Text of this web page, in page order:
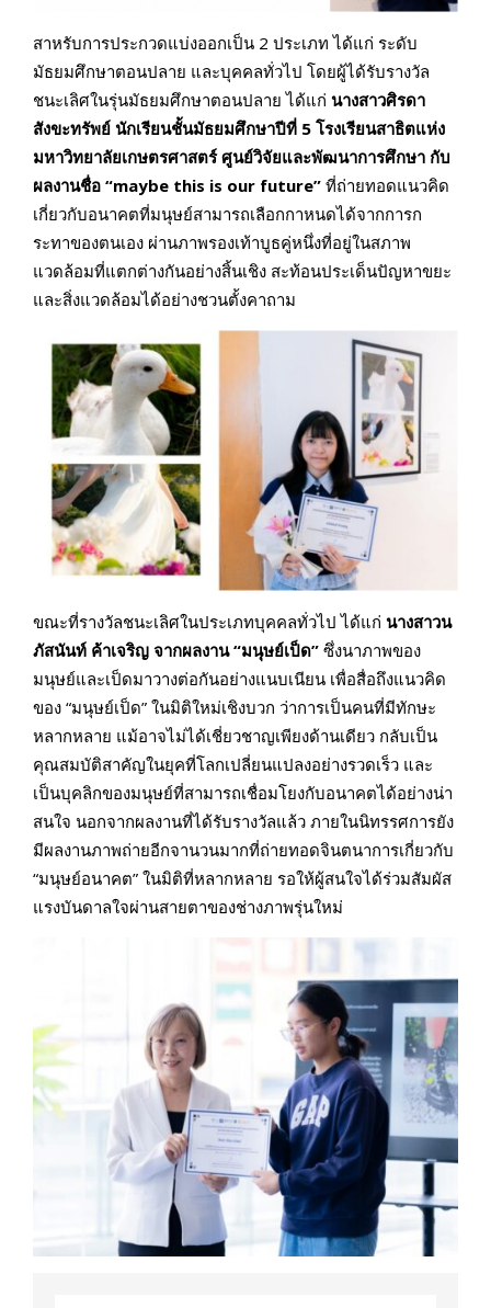
สาหรับการประกวดแบ่งออกเป็น 2 ประเภท ได้แก่ ระดับ
มัธยมศึกษาตอนปลาย และบุคคลทั่วไป โดยผู้ได้รับรางวัล
ชนะเลิศในรุ่นมัธยมศึกษาตอนปลาย ได้แก่ นางสาวศิรดา
สังขะทรัพย์ นักเรียนชั้นมัธยมศึกษาปีที่ 5 โรงเรียนสาธิตแห่ง
มหาวิทยาลัยเกษตรศาสตร์ ศูนย์วิจัยและพัฒนาการศึกษา กับ
ผลงานชื่อ “maybe this is our future” ที่ถ่ายทอดแนวคิด
เกี่ยวกับอนาคตที่มนุษย์สามารถเลือกกาหนดได้จากการก
ระทาของตนเอง ผ่านภาพรองเท้าบูธคู่หนึ่งที่อยู่ในสภาพ
แวดล้อมที่แตกต่างกันอย่างสิ้นเชิง สะท้อนประเด็นปัญหาขยะ
และสิ่งแวดล้อมได้อย่างชวนตั้งคาถาม
ขณะที่รางวัลชนะเลิศในประเภทบุคคลทั่วไป ได้แก่ นางสาวน
ภัสนันท์ ค้าเจริญ จากผลงาน “มนุษย์เป็ด” ซึ่งนาภาพของ
มนุษย์และเป็ดมาวางต่อกันอย่างแนบเนียน เพื่อสื่อถึงแนวคิด
ของ “มนุษย์เป็ด” ในมิติใหม่เชิงบวก ว่าการเป็นคนที่มีทักษะ
หลากหลาย แม้อาจไม่ได้เชี่ยวชาญเพียงด้านเดียว กลับเป็น
คุณสมบัติสาคัญในยุคที่โลกเปลี่ยนแปลงอย่างรวดเร็ว และ
เป็นบุคลิกของมนุษย์ที่สามารถเชื่อมโยงกับอนาคตได้อย่างน่า
สนใจ นอกจากผลงานที่ได้รับรางวัลแล้ว ภายในนิทรรศการยัง
มีผลงานภาพถ่ายอีกจานวนมากที่ถ่ายทอดจินตนาการเกี่ยวกับ
“มนุษย์อนาคต” ในมิติที่หลากหลาย รอให้ผู้สนใจได้ร่วมสัมผัส
แรงบันดาลใจผ่านสายตาของช่างภาพรุ่นใหม่